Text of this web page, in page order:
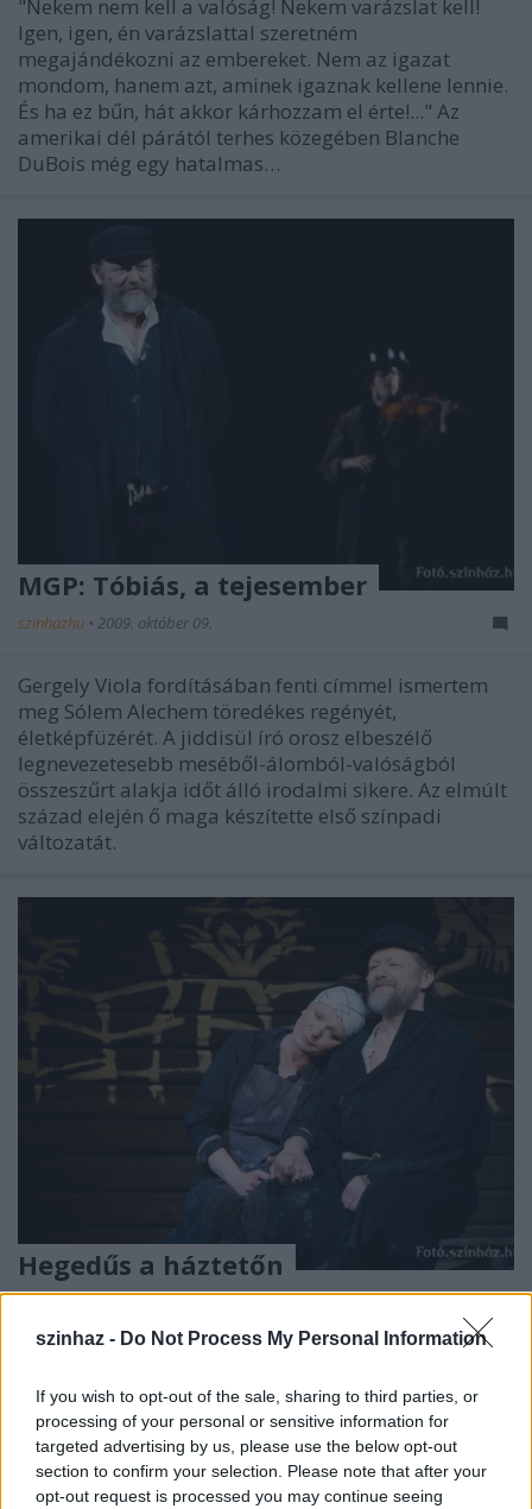
szinhaz - Do Not Process My Personal Information
If you wish to opt-out of the sale, sharing to third parties, or
processing of your personal or sensitive information for
targeted advertising by us, please use the below opt-out
section to confirm your selection. Please note that after your
opt-out request is processed you may continue seeing
"Nekem nem kell a valóság! Nekem varázslat kell!
Igen, igen, én varázslattal szeretném
megajándékozni az embereket. Nem az igazat
mondom, hanem azt, aminek igaznak kellene lennie.
És ha ez bűn, hát akkor kárhozzam el érte!..." Az
amerikai dél párától terhes közegében Blanche
DuBois még egy hatalmas…
MGP: Tóbiás, a tejesember
szinhazhu • 2009. október 09.
Gergely Viola fordításában fenti címmel ismertem
meg Sólem Alechem töredékes regényét,
életképfüzérét. A jiddisül író orosz elbeszélő
legnevezetesebb meséből-álomból-valóságból
összeszűrt alakja időt álló irodalmi sikere. Az elmúlt
század elején ő maga készítette első színpadi
változatát.
Hegedűs a háztetőn
szinhazhu•2009. október 09.
Hegedűs a háztetőn című zenés darab kerül színre
március 12-én és 13-án . Tevje szerepét Hegedűs D.
Géza és Reviczky Gábor, Goldét Igó Éva és Halász
Judit játsszák, valamint láthatják - többek között -
Láng Annamáriát, Kovács Patríciát, Bata Évát,…